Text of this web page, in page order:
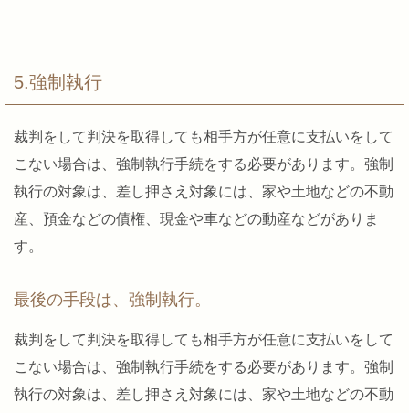
5.強制執行
裁判をして判決を取得しても相手方が任意に支払いをして
こない場合は、強制執行手続をする必要があります。強制
執行の対象は、差し押さえ対象には、家や土地などの不動
産、預金などの債権、現金や車などの動産などがありま
す。
最後の手段は、強制執行。
裁判をして判決を取得しても相手方が任意に支払いをして
こない場合は、強制執行手続をする必要があります。強制
執行の対象は、差し押さえ対象には、家や土地などの不動